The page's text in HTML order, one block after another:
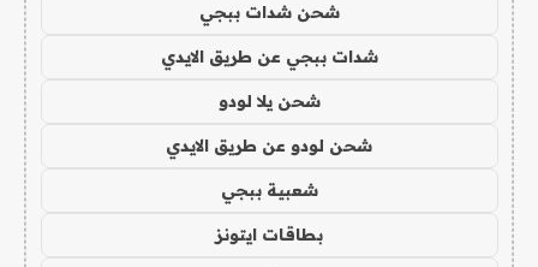
شحن شدات ببجي
شدات ببجي عن طريق الايدي
شحن يلا لودو
شحن لودو عن طريق الايدي
شعبية ببجي
بطاقات ايتونز